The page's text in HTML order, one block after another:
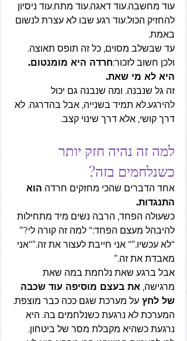
עוד מחשבה.עוד דאגה.עוד מתח.עוד ניסיון
להחזיק הכול.עוד רגע שבו לא עצרת לנשום
באמת.
עד שבשלב מסוים, כל זה תופס תאוצה.
ולכן חשוב לזכור:חרדה היא מומנטום.
היא לא מי שאת.
זה גל שנבנה. ומה שנבנה גם יכול
להירגע.לא תמיד בשנייה, אבל בהדרגה. לא
דרך קושי, אלא דרך שינוי קצב.
למה זה נהיה חזק יותר
כשנלחמים בזה?
אחד הדברים שהכי מחזקים חרדה הוא
התנגדות.
כשעולה הפחד, הרבה נשים מיד מתחילות
להיבהל מעצם הפחד:“ למה זה קורה לי?”
“לא עכשיו.”“ אני חייבת לעצור את זה.”“אני
מאבדת את זה.”
אבל ברגע שאת נלחמת במה שאת
מרגישה, את בעצם מוסיפה עוד שכבה
של לחץ על מערכת שגם ככה כבר מוצפת.
המערכת לא נרגעת כשנלחמים בה. היא
נרגעת כשהיא מקבלת מסר של ביטחון.